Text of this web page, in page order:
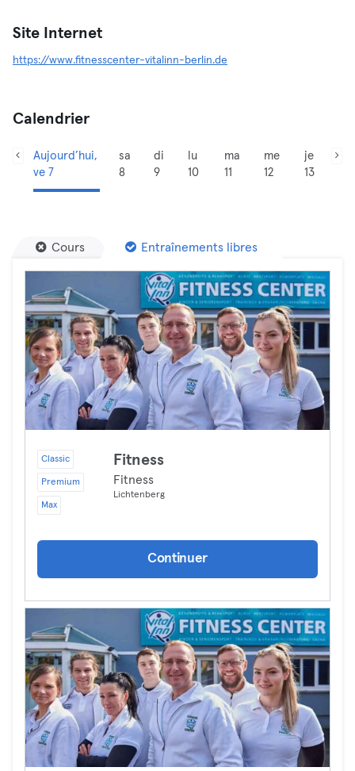
Site Internet
https://www.fitnesscenter-vitalinn-berlin.de
Calendrier
Aujourd’hui,
ve 7
sa
8
di
9
lu
10
ma
11
me
12
je
13
Cours Entraînements libres
Classic
Premium
Max
Fitness
Fitness
Lichtenberg
Continuer